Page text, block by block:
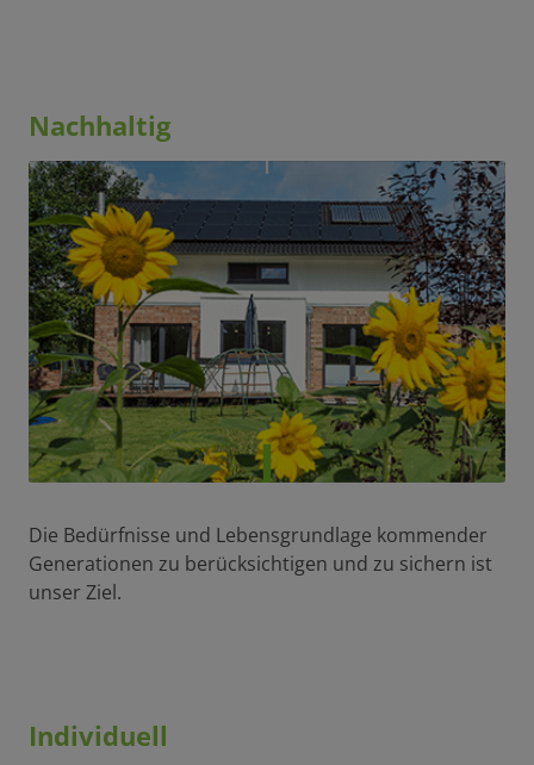
Nachhaltig
Die Bedürfnisse und Lebensgrundlage kommender
Generationen zu berücksichtigen und zu sichern ist
unser Ziel.
Individuell